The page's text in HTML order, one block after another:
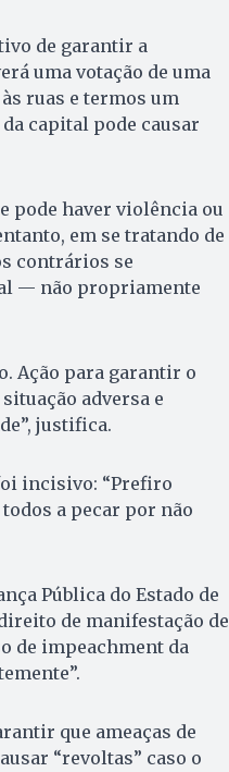
de garantir a
uma votação de uma
ruas e termos um
capital pode causar
pode haver violência ou
em se tratando de
contrários se
— não propriamente
Ação para garantir o
adversa e
justifica.
incisivo: “Prefiro
a pecar por não
Pública do Estado de
de manifestação de
de impeachment da
que ameaças de
“revoltas” caso o